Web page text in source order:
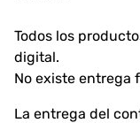
Todos los
digital.
No existe entrega
La entrega del